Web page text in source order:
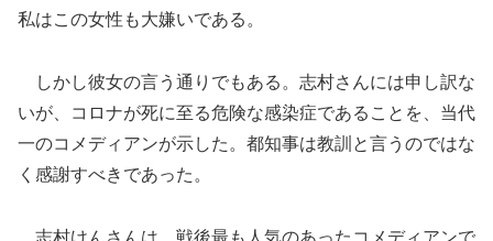
私はこの女性も大嫌いである。
しかし彼女の言う通りでもある。志村さんには申し訳な
いが、コロナが死に至る危険な感染症であることを、当代
一のコメディアンが示した。都知事は教訓と言うのではな
く感謝すべきであった。
志村けんさんは、戦後最も人気のあったコメディアンで